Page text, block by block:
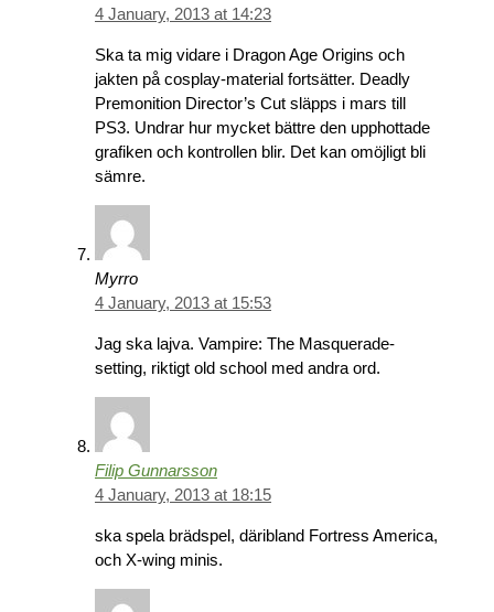
4 January, 2013 at 14:23
Ska ta mig vidare i Dragon Age Origins och
jakten på cosplay-material fortsätter. Deadly
Premonition Director’s Cut släpps i mars till
PS3. Undrar hur mycket bättre den upphottade
grafiken och kontrollen blir. Det kan omöjligt bli
sämre.
Myrro
4 January, 2013 at 15:53
Jag ska lajva. Vampire: The Masquerade-
setting, riktigt old school med andra ord.
Filip Gunnarsson
4 January, 2013 at 18:15
ska spela brädspel, däribland Fortress America,
och X-wing minis.